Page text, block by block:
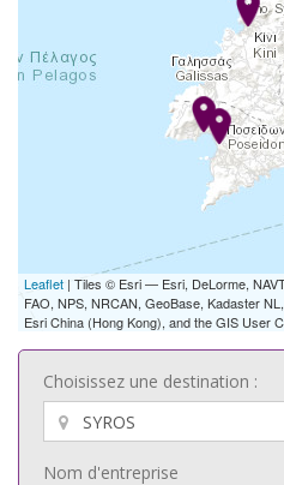
Leaflet | Tiles © Esri — Esri, DeLorme,
FAO, NPS, NRCAN, GeoBase, Kadaster
Esri China (Hong Kong), and the GIS User
Choisissez une destination :
Nom d'entreprise